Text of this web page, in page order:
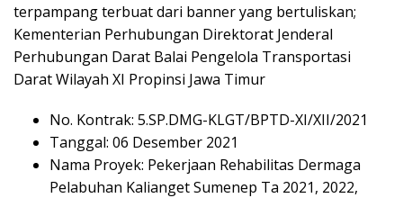
terpampang terbuat dari banner yang bertuliskan;
Kementerian Perhubungan Direktorat Jenderal
Perhubungan Darat Balai Pengelola Transportasi
Darat Wilayah XI Propinsi Jawa Timur
No. Kontrak: 5.SP.DMG-KLGT/BPTD-XI/XII/2021
Tanggal: 06 Desember 2021
Nama Proyek: Pekerjaan Rehabilitas Dermaga
Pelabuhan Kalianget Sumenep Ta 2021, 2022,